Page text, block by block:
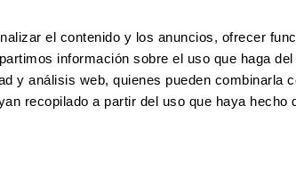
el contenido y los anuncios, ofrecer
información sobre el uso que haga
y análisis web, quienes pueden combinarla
recopilado a partir del uso que haya hecho
intermedias Use TAB para desplazarse.
Página
18 Página
19 Página
20 ...Páginas intermedias Use TAB
Página
79